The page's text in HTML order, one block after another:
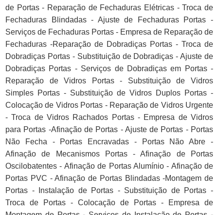
de Portas - Reparação de Fechaduras Elétricas - Troca de
Fechaduras Blindadas - Ajuste de Fechaduras Portas -
Serviços de Fechaduras Portas - Empresa de Reparação de
Fechaduras -Reparação de Dobradiças Portas - Troca de
Dobradiças Portas - Substituição de Dobradiças - Ajuste de
Dobradiças Portas - Serviços de Dobradiças em Portas -
Reparação de Vidros Portas - Substituição de Vidros
Simples Portas - Substituição de Vidros Duplos Portas -
Colocação de Vidros Portas - Reparação de Vidros Urgente
- Troca de Vidros Rachados Portas - Empresa de Vidros
para Portas -Afinação de Portas - Ajuste de Portas - Portas
Não Fecha - Portas Encravadas - Portas Não Abre -
Afinação de Mecanismos Portas - Afinação de Portas
Oscilobatentes - Afinação de Portas Alumínio - Afinação de
Portas PVC - Afinação de Portas Blindadas -Montagem de
Portas - Instalação de Portas - Substituição de Portas -
Troca de Portas - Colocação de Portas - Empresa de